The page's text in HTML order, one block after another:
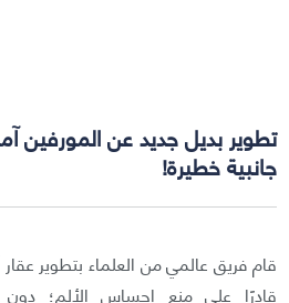
تطوير بديل جديد عن المورفين
جانبية خطيرة!
قام فريق عالمي من العلماء بتطوير
قادرًا على منع إحساس الألم؛ دون